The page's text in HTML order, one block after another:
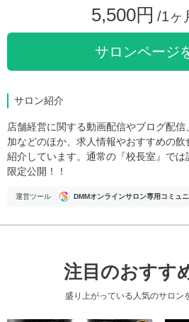
5,500円 /1ヶ
サロンページ
サロン紹介
店舗経営に関する動画配信やブログ配
加などのほか、求人情報やおすすめの
紹介しています。通常の『校長室』で
限定公開！！
運営ツール DMMオンラインサロン専用コミュ
注目のおすす
盛り上がっている人気のサロン